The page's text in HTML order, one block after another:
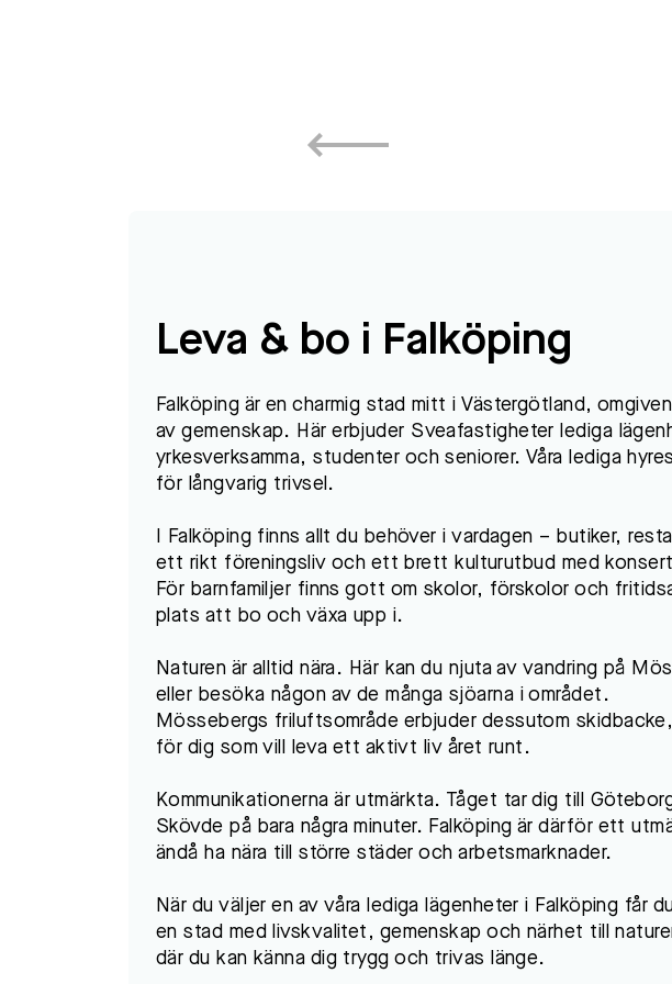
Leva & bo i Falköping
Falköping är en charmig stad mitt i Västergötland,
av gemenskap. Här erbjuder Sveafastigheter lediga
yrkesverksamma, studenter och seniorer. Våra lediga
för långvarig trivsel.
I Falköping finns allt du behöver i vardagen – butiker,
ett rikt föreningsliv och ett brett kulturutbud med
För barnfamiljer finns gott om skolor, förskolor och
plats att bo och växa upp i.
Naturen är alltid nära. Här kan du njuta av vandring på
eller besöka någon av de många sjöarna i området.
Mössebergs friluftsområde erbjuder dessutom
för dig som vill leva ett aktivt liv året runt.
Kommunikationerna är utmärkta. Tåget tar dig till
Skövde på bara några minuter. Falköping är därför ett
ändå ha nära till större städer och arbetsmarknader.
När du väljer en av våra lediga lägenheter i Falköping får
en stad med livskvalitet, gemenskap och närhet till
där du kan känna dig trygg och trivas länge.